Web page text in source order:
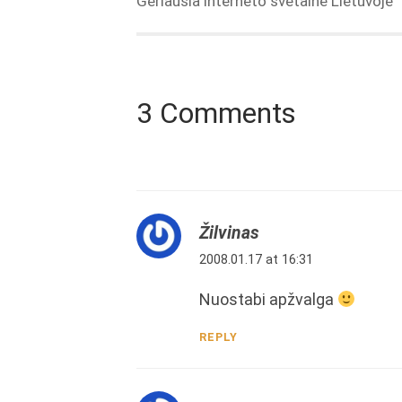
3 Comments
Žilvinas
2008.01.17 at 16:31
Nuostabi apžvalga
REPLY